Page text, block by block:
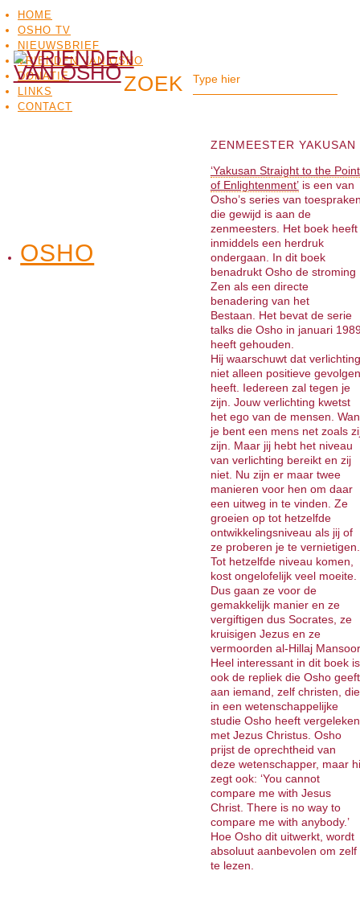
HOME
OSHO TV
NIEUWSBRIEF
VRIENDEN VAN OSHO
DONATIE
LINKS
CONTACT
OSHOOSHO MEDITATIE
ZENMEESTER YAKUSAN
‘Yakusan Straight to the Point
of Enlightenment’is een van
Osho’s series van
die gewijd is aan de
zenmeesters. Het boek heeft
inmiddels een herdruk
ondergaan. In dit boek
benadrukt Osho de stroming
Zen als een directe
benadering van het
Bestaan. Het bevat de serie
talks die Osho in januari
heeft gehouden.
Hij waarschuwt dat verlichting
niet alleen positieve gevolgen
heeft. Iedereen zal tegen je
zijn. Jouw verlichting kwetst
het ego van de mensen.
je bent een mens net zoals
zijn. Maar jij hebt het niveau
van verlichting bereikt en zij
niet. Nu zijn er maar twee
manieren voor hen om daar
een uitweg in te vinden. Ze
groeien op tot hetzelfde
ontwikkelingsniveau als jij of
ze proberen je te vernietigen.
Tot hetzelfde niveau komen,
kost ongelofelijk veel moeite.
Dus gaan ze voor de
gemakkelijk manier en ze
vergiftigen dus Socrates, ze
kruisigen Jezus en ze
vermoorden al-Hillaj
Heel interessant in dit boek is
ook de repliek die Osho geeft
aan iemand, zelf christen, die
in een wetenschappelijke
studie Osho heeft vergeleken
met Jezus Christus. Osho
prijst de oprechtheid van
deze wetenschapper, maar
zegt ook: ‘You cannot
compare me with Jesus
Christ. There is no way to
compare me with anybody.’
Hoe Osho dit uitwerkt, wordt
absoluut aanbevolen om zelf
te lezen.